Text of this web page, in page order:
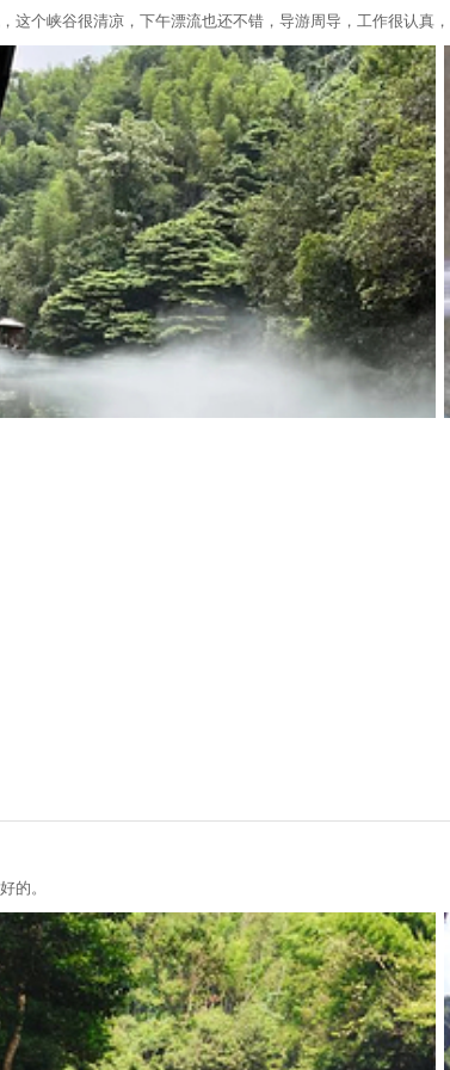
这个峡谷很清凉，下午漂流也还不错，导游周导，工作很认真
的。